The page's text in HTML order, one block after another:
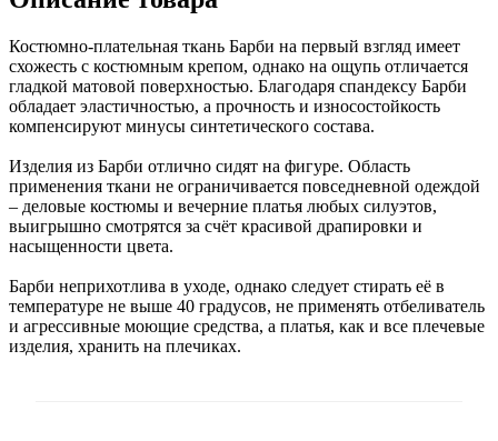
Костюмно-плательная ткань Барби на первый взгляд имеет
схожесть с костюмным крепом, однако на ощупь отличается
гладкой матовой поверхностью. Благодаря спандексу Барби
обладает эластичностью, а прочность и износостойкость
компенсируют минусы синтетического состава.
Изделия из Барби отлично сидят на фигуре. Область
применения ткани не ограничивается повседневной одеждой
– деловые костюмы и вечерние платья любых силуэтов,
выигрышно смотрятся за счёт красивой драпировки и
насыщенности цвета.
Барби неприхотлива в уходе, однако следует стирать её в
температуре не выше 40 градусов, не применять отбеливатель
и агрессивные моющие средства, а платья, как и все плечевые
изделия, хранить на плечиках.